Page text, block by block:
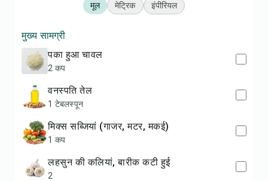
मूल मेट्रिक इंपीरियल
मुख्य सामग्री
पका हुआ चावल
2 कप
वनस्पति तेल
1 टेबलस्पून
मिक्स सब्जियां (गाजर, मटर, मकई)
1 कप
लहसुन की कलियां, बारीक कटी हुई
2